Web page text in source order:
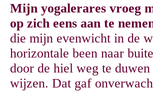
Mijn yogalerares vroeg
op zich eens aan te
die mijn evenwicht in de
horizontale been naar
door de hiel weg te
wijzen. Dat gaf